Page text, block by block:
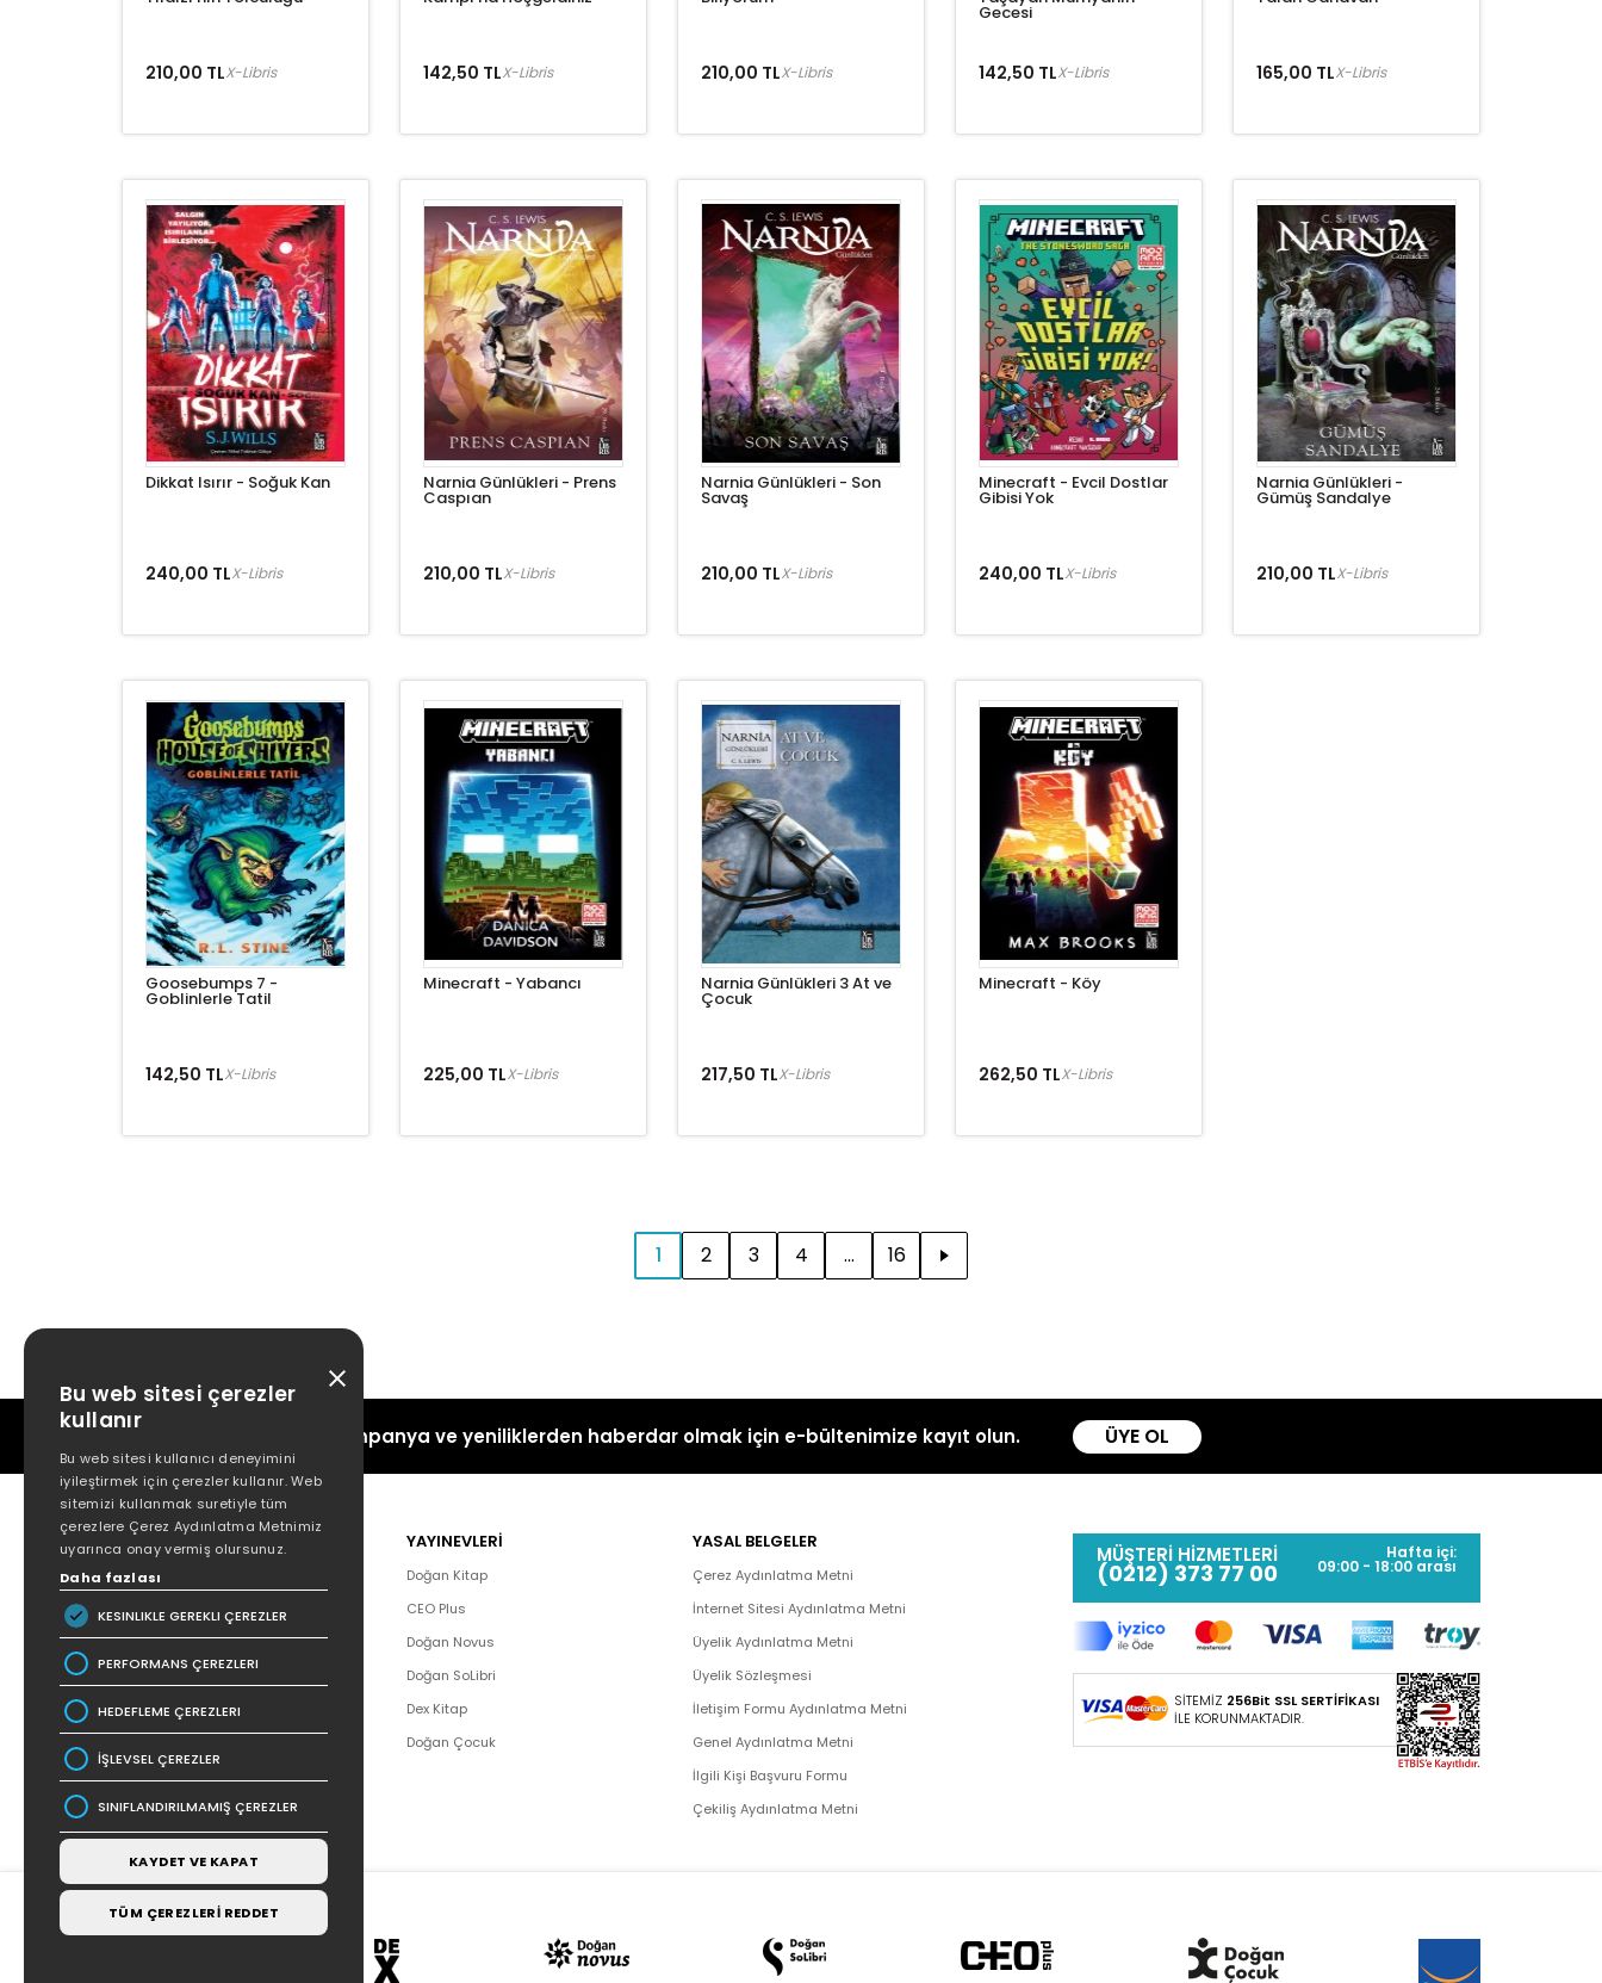
210,00 TLX-Libris 142,50 TLX-Libris 210,00 TLX-Libris
Gecesi
142,50 TLX-Libris 165,00 TLX-Libris
Dikkat Isırır - Soğuk Kan
240,00 TLX-Libris
Narnia Günlükleri - Prens
Caspıan
210,00 TLX-Libris
Narnia Günlükleri - Son
Savaş
210,00 TLX-Libris
Minecraft - Evcil Dostlar
Gibisi Yok
240,00 TLX-Libris
Narnia Günlükleri -
Gümüş Sandalye
210,00 TLX-Libris
Goosebumps 7 -
Goblinlerle Tatil
142,50 TLX-Libris
Minecraft - Yabancı
225,00 TLX-Libris
Narnia Günlükleri 3 At ve
Çocuk
217,50 TLX-Libris
Minecraft - Köy
262,50 TLX-Libris
1 2 3 4 ... 16
Kampanya ve yeniliklerden haberdar olmak için e-bültenimize kayıt olun. ÜYE OL
POPÜLER
Hakkımızda
Yazar Listesi
İletişim
Bizden Haberler
YAYINEVLERİ
Doğan Kitap
CEO Plus
Doğan Novus
Doğan SoLibri
Dex Kitap
Doğan Çocuk
YASAL BELGELER
Çerez Aydınlatma Metni
İnternet Sitesi Aydınlatma Metni
Üyelik Aydınlatma Metni
Üyelik Sözleşmesi
İletişim Formu Aydınlatma Metni
Genel Aydınlatma Metni
İlgili Kişi Başvuru Formu
Çekiliş Aydınlatma Metni
MÜŞTERİ HİZMETLERİ
(0212) 373 77 00
Hafta içi:
09:00 - 18:00 arası
SİTEMİZ 256Bit SSL SERTİFİKASI
İLE KORUNMAKTADIR.
Bu web sitesi çerezler
kullanır
Bu web sitesi kullanıcı deneyimini
iyileştirmek için çerezler kullanır. Web
sitemizi kullanmak suretiyle tüm
çerezlere Çerez Aydınlatma Metnimiz
uyarınca onay vermiş olursunuz.
Daha fazlası
KESINLIKLE GEREKLI ÇEREZLER
PERFORMANS ÇEREZLERI
HEDEFLEME ÇEREZLERI
İŞLEVSEL ÇEREZLER
SINIFLANDIRILMAMIŞ ÇEREZLER
KAYDET VE KAPAT
TÜM ÇEREZLERİ REDDET